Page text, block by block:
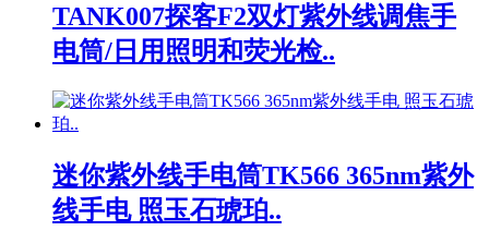
TANK007探客F2双灯紫外线调焦手
电筒/日用照明和荧光检..
迷你紫外线手电筒TK566 365nm紫外
线手电 照玉石琥珀..